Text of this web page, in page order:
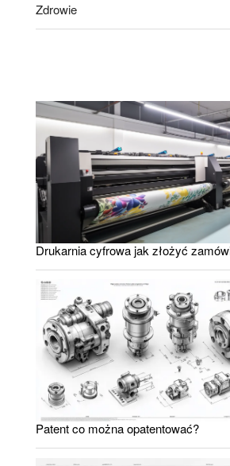
Zdrowie
Drukarnia cyfrowa jak złożyć
Patent co można opatentować?